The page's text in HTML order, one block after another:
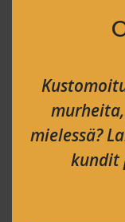
mielessä?
kundit